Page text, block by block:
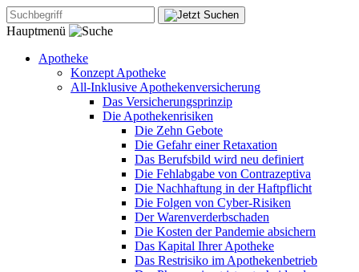
Hauptmenü
Apotheke
Konzept Apotheke
All-Inklusive Apothekenversicherung
Das Versicherungsprinzip
Die Apothekenrisiken
Die Zehn Gebote
Die Gefahr einer Retaxation
Das Berufsbild wird neu definiert
Die Fehlabgabe von Contrazeptiva
Die Nachhaftung in der Haftpflicht
Die Folgen von Cyber-Risiken
Der Warenverderbschaden
Die Kosten der Pandemie absichern
Das Kapital Ihrer Apotheke
Das Restrisiko im Apothekenbetrieb